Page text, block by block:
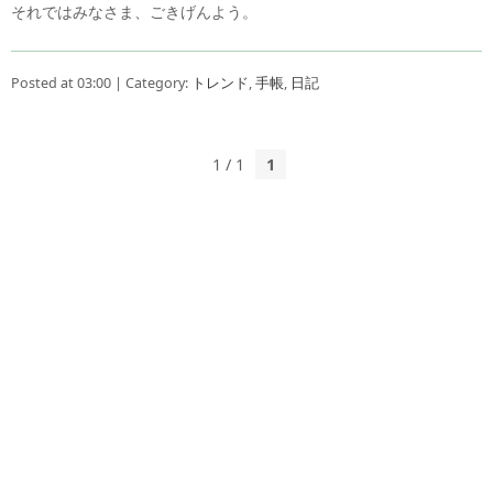
それではみなさま、ごきげんよう。
Posted at 03:00 | Category: トレンド,手帳, 日記
1 / 1 1